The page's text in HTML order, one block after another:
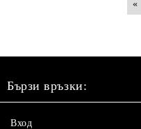
«
Бързи връзки:
Вход